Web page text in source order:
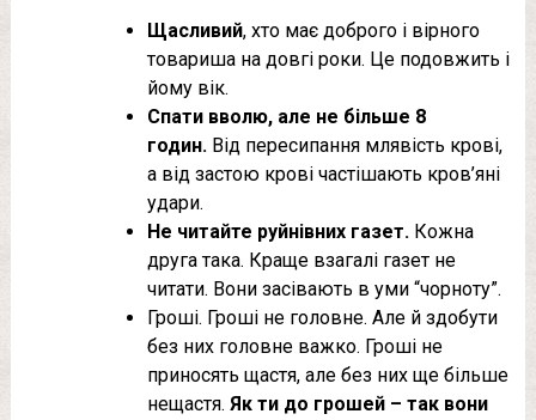
Щасливий, хто має доброго і вірного
товариша на довгі роки. Це подовжить і
йому вік.
Спати вволю, але не більше 8
годин.Від пересипання млявість крові,
а від застою крові частішають кров’яні
удари.
Не читайте руйнівних газет.Кожна
друга така. Краще взагалі газет не
читати. Вони засівають в уми “чорноту”.
Гроші. Гроші не головне. Але й здобути
без них головне важко. Гроші не
приносять щастя, але без них ще більше
нещастя. Як ти до грошей – так вони